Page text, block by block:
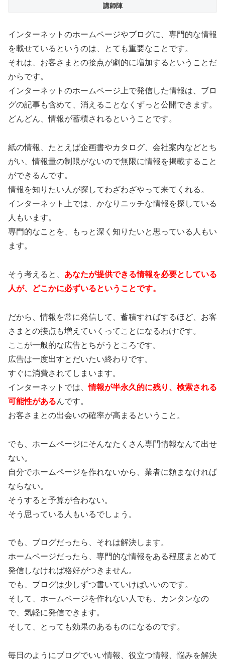
講師陣
インターネットのホームページやブログに、専門的な情報
を載せているというのは、とても重要なことです。
それは、お客さまとの接点が劇的に増加するということだ
からです。
インターネットのホームページ上で発信した情報は、ブロ
グの記事も含めて、消えることなくずっと公開できます。
どんどん、情報が蓄積されるということです。
紙の情報、たとえば企画書やカタログ、会社案内などとち
がい、情報量の制限がないので無限に情報を掲載すること
ができるんです。
情報を知りたい人が探してわざわざやって来てくれる。
インターネット上では、かなりニッチな情報を探している
人もいます。
専門的なことを、もっと深く知りたいと思っている人もい
ます。
そう考えると、 あなたが提供できる情報を必要としている
人が、どこかに必ずいるということです。
だから、情報を常に発信して、蓄積すればするほど、お客
さまとの接点も増えていくってことになるわけです。
ここが一般的な広告とちがうところです。
広告は一度出すとだいたい終わりです。
すぐに消費されてしまいます。
インターネットでは、情報が半永久的に残り、検索される
可能性があるんです。
お客さまとの出会いの確率が高まるということ。
でも、ホームページにそんなたくさん専門情報なんて出せ
ない。
自分でホームページを作れないから、業者に頼まなければ
ならない。
そうすると予算が合わない。
そう思っている人もいるでしょう。
でも、ブログだったら、それは解決します。
ホームページだったら、専門的な情報をある程度まとめて
発信しなければ格好がつきません。
でも、ブログは少しずつ書いていけばいいのです。
そして、ホームページを作れない人でも、カンタンなの
で、気軽に発信できます。
そして、とっても効果のあるものになるのです。
毎日のようにブログでいい情報、役立つ情報、悩みを解決